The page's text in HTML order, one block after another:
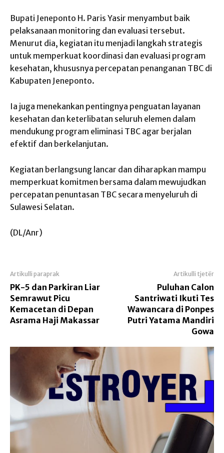
Bupati Jeneponto H. Paris Yasir menyambut baik
pelaksanaan monitoring dan evaluasi tersebut.
Menurut dia, kegiatan itu menjadi langkah strategis
untuk memperkuat koordinasi dan evaluasi program
kesehatan, khususnya percepatan penanganan TBC di
Kabupaten Jeneponto.
Ia juga menekankan pentingnya penguatan layanan
kesehatan dan keterlibatan seluruh elemen dalam
mendukung program eliminasi TBC agar berjalan
efektif dan berkelanjutan.
Kegiatan berlangsung lancar dan diharapkan mampu
memperkuat komitmen bersama dalam mewujudkan
percepatan penuntasan TBC secara menyeluruh di
Sulawesi Selatan.
(DL/Anr)
Artikulli paraprak
PK-5 dan Parkiran Liar
Semrawut Picu
Kemacetan di Depan
Asrama Haji Makassar
Artikulli tjetër
Puluhan Calon
Santriwati Ikuti Tes
Wawancara di Ponpes
Putri Yatama Mandiri
Gowa